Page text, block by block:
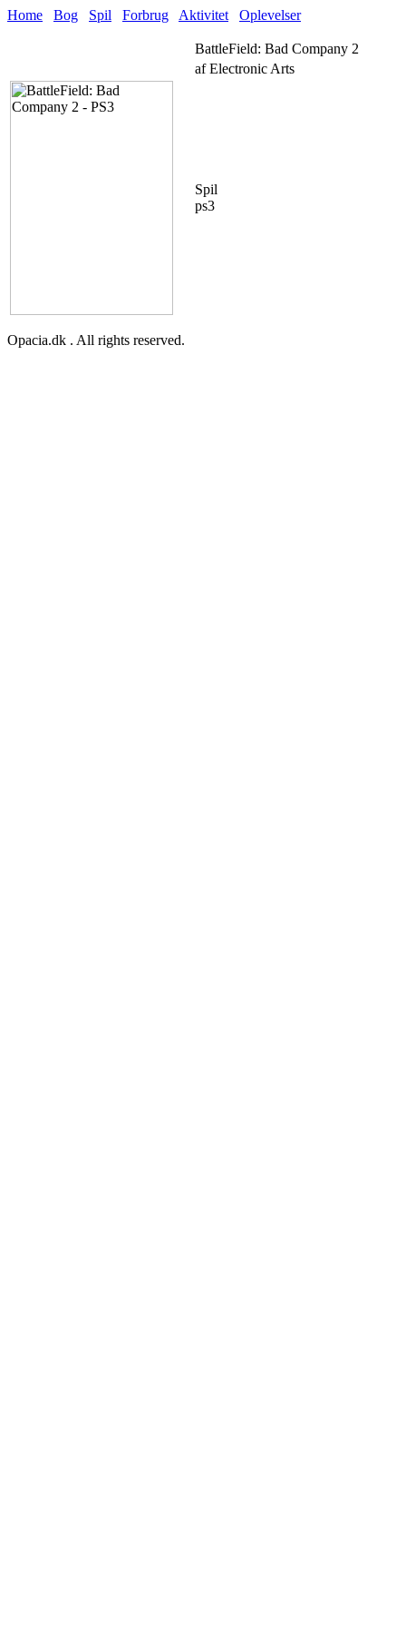
Home Bog Spil Forbrug Aktivitet Oplevelser
BattleField: Bad Company 2
af Electronic Arts
Spil
ps3
Opacia.dk . All rights reserved.